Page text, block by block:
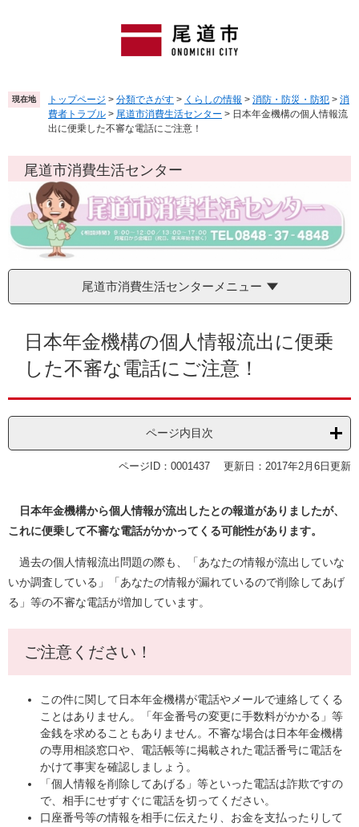
頭
で
飛
ば
本
現在地 トップページ > 分類でさがす > くらしの情報 > 消防・防災・防犯 > 消
費者トラブル > 尾道市消費生活センター > 日本年金機構の個人情報流
出に便乗した不審な電話にご注意！
尾道市消費生活センター
尾道市消費生活センターメニュー
日本年金機構の個人情報流出に便乗
した不審な電話にご注意！
ページ内目次
ページID：0001437 更新日：2017年2月6日更新
日本年金機構から個人情報が流出したとの報道がありましたが、
これに便乗して不審な電話がかかってくる可能性があります。
過去の個人情報流出問題の際も、「あなたの情報が流出していな
いか調査している」「あなたの情報が漏れているので削除してあげ
る」等の不審な電話が増加しています。
ご注意ください！
この件に関して日本年金機構が電話やメールで連絡してくる
ことはありません。「年金番号の変更に手数料がかかる」等
金銭を求めることもありません。不審な場合は日本年金機構
の専用相談窓口や、電話帳等に掲載された電話番号に電話を
かけて事実を確認しましょう。
「個人情報を削除してあげる」等といった電話は詐欺ですの
で、相手にせずすぐに電話を切ってください。
口座番号等の情報を相手に伝えたり、お金を支払ったりして